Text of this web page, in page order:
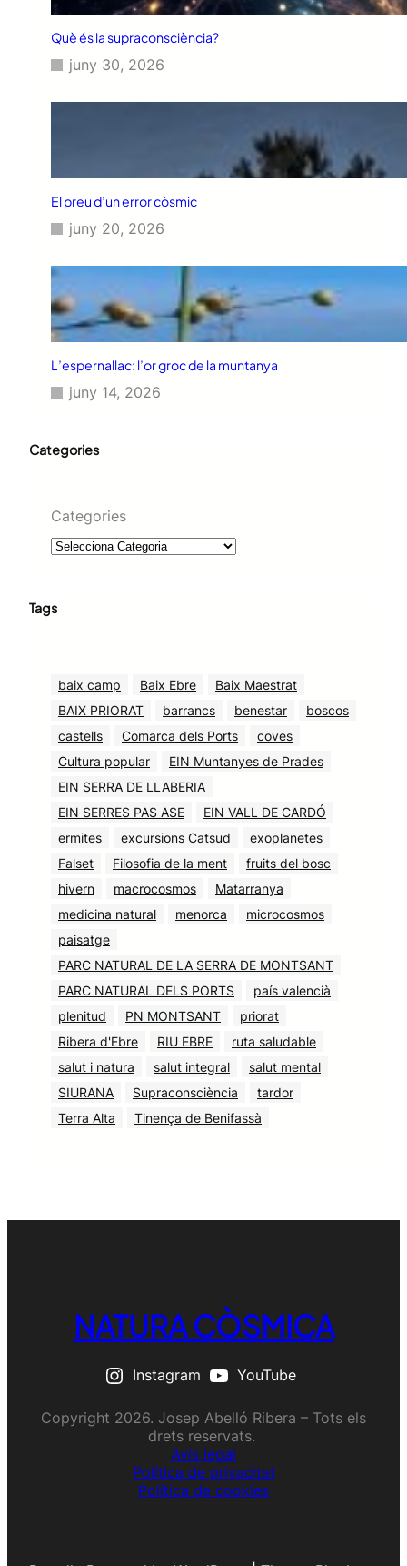
Què és la supraconsciència?
juny 30, 2026
El preu d’un error còsmic
juny 20, 2026
L’espernallac: l’or groc de la muntanya
juny 14, 2026
Categories
Categories
Tags
baix camp Baix Ebre
Baix Maestrat
BAIX PRIORAT
barrancs benestar
boscos
castells
Comarca dels Ports
coves
Cultura popular
EIN Muntanyes de Prades
EIN SERRA DE LLABERIA
EIN SERRES PAS ASE
EIN VALL DE CARDÓ
ermites
excursions Catsud
exoplanetes
Falset
Filosofia de la ment
fruits del bosc
hivern
macrocosmos
Matarranya
medicina natural
menorca
microcosmos
paisatge
PARC NATURAL DE LA SERRA DE MONTSANT
PARC NATURAL DELS PORTS
país valencià
plenitud
PN MONTSANT
priorat
Ribera d'Ebre
RIU EBRE
ruta saludable
salut i natura
salut integral
salut mental
SIURANA
Supraconsciència
tardor
Terra Alta
Tinença de Benifassà
NATURA CÒSMICA
Instagram YouTube
Copyright 2026. Josep Abelló Ribera – Tots els
drets reservats.
Avís legal
Política de privacitat
Política de cookies